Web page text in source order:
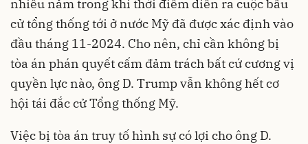
nhiều năm trong khi thời điểm diễn ra cuộc bầu
cử tổng thống tới ở nước Mỹ đã được xác định vào
đầu tháng 11-2024. Cho nên, chỉ cần không bị
tòa án phán quyết cấm đảm trách bất cứ cương vị
quyền lực nào, ông D. Trump vẫn không hết cơ
hội tái đắc cử Tổng thống Mỹ.
Việc bị tòa án truy tố hình sự có lợi cho ông D.